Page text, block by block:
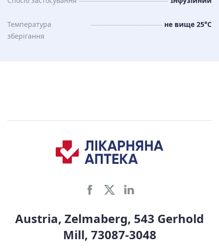
Температура
зберiгання
не вище 25°C
Austria, Zelmaberg, 543 Gerhold
Mill, 73087-3048